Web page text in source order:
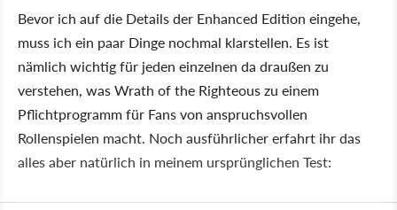
Bevor ich auf die Details der Enhanced Edition eingehe,
muss ich ein paar Dinge nochmal klarstellen. Es ist
nämlich wichtig für jeden einzelnen da draußen zu
verstehen, was Wrath of the Righteous zu einem
Pflichtprogramm für Fans von anspruchsvollen
Rollenspielen macht. Noch ausführlicher erfahrt ihr das
alles aber natürlich in meinem ursprünglichen Test: